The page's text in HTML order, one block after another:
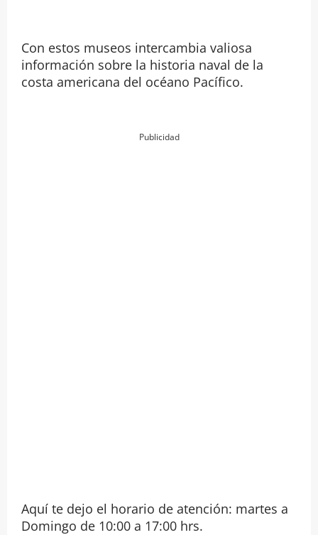
Con estos museos intercambia valiosa
información sobre la historia naval de la
costa americana del océano Pacífico.
Publicidad
Aquí te dejo el horario de atención: martes a
Domingo de 10:00 a 17:00 hrs.